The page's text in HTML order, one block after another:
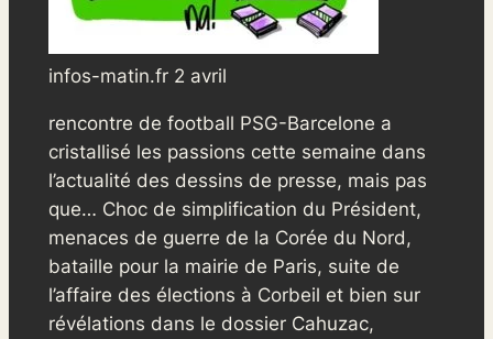
infos-matin.fr 2 avril
rencontre de football PSG-Barcelone a
cristallisé les passions cette semaine dans
l’actualité des dessins de presse, mais pas
que… Choc de simplification du Président,
menaces de guerre de la Corée du Nord,
bataille pour la mairie de Paris, suite de
l’affaire des élections à Corbeil et bien sur
révélations dans le dossier Cahuzac,